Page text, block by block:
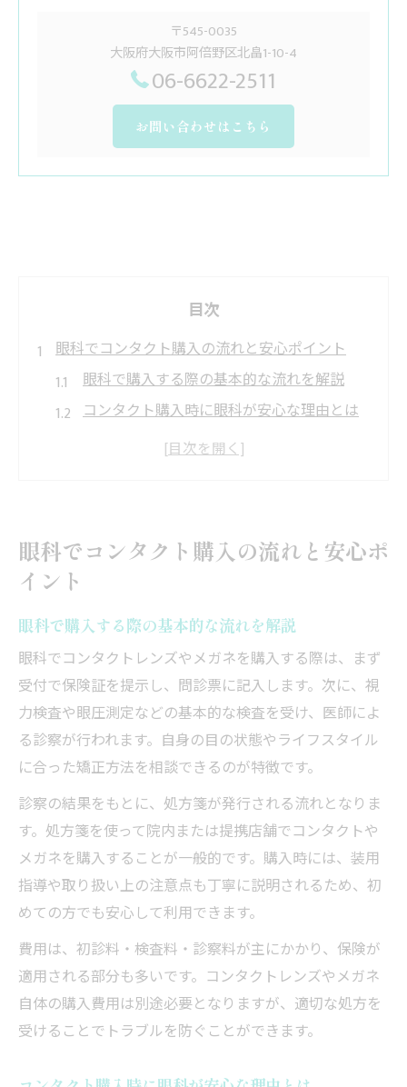
〒545-0035
大阪府大阪市阿倍野区北畠1-10-4
06-6622-2511
お問い合わせはこちら
目次
眼科でコンタクト購入の流れと安心ポイント
眼科で購入する際の基本的な流れを解説
コンタクト購入時に眼科が安心な理由とは
初めて眼科でコンタクトを買う手順と注意
初めて眼科を利用する場合の費用まとめ
眼科でコンタクト購入時の費用構成を解説
眼科の診察料や検査料のポイントを押さえ
る
処方箋が必要な場合の費用と流れを確認
眼科で費用を抑えるコツはあるのか
コンタクトは眼科で選ぶべき？安全性と比較
眼科で選ぶコンタクトの安全性を徹底解説
店舗や通販と眼科購入の比較ポイント
眼科で処方されたコンタクトのメリット
初めての方が眼科を選ぶべき理由とは
眼科受診と通販購入の違いを徹底解説
眼科と通販の購入フローの違いを比較
眼科受診でしか得られない安心感とは
眼科でコンタクト購入の流れと安心ポ
イント
眼科で購入する際の基本的な流れを解説
眼科でコンタクトレンズやメガネを購入する際は、まず
受付で保険証を提示し、問診票に記入します。次に、視
力検査や眼圧測定などの基本的な検査を受け、医師によ
る診察が行われます。自身の目の状態やライフスタイル
に合った矯正方法を相談できるのが特徴です。
診察の結果をもとに、処方箋が発行される流れとなりま
す。処方箋を使って院内または提携店舗でコンタクトや
メガネを購入することが一般的です。購入時には、装用
指導や取り扱い上の注意点も丁寧に説明されるため、初
めての方でも安心して利用できます。
費用は、初診料・検査料・診察料が主にかかり、保険が
適用される部分も多いです。コンタクトレンズやメガネ
自体の購入費用は別途必要となりますが、適切な処方を
受けることでトラブルを防ぐことができます。